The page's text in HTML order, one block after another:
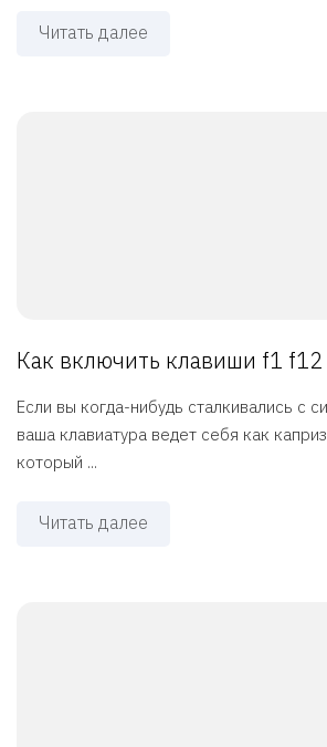
Читать далее
Как включить клавиши f1 f12
Если вы когда-нибудь сталкивались с
ваша клавиатура ведет себя как
который ...
Читать далее